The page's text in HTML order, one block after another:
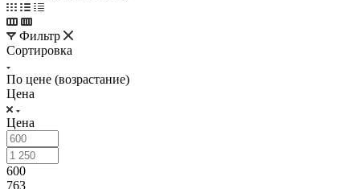
Фильтр
Сортировка
По цене (возрастание)
Цена
Цена
600
763